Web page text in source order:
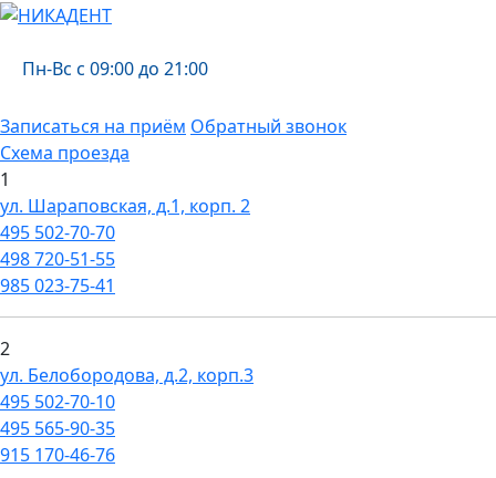
Пн-Вс с 09:00 до 21:00
Записаться на приём Обратный звонок
Схема проезда
1
ул. Шараповская, д.1, корп. 2
495 502-70-70
498720-51-55
985023-75-41
2
ул. Белобородова, д.2, корп.3
495 502-70-10
495 565-90-35
915 170-46-76